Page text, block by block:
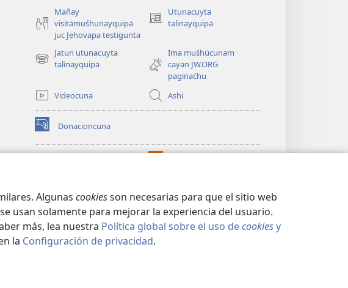
Algunas cookiesson necesarias para que el sitio web
usan solamente para mejorar la experiencia del usuario.
más, lea nuestra Política global sobre el uso decookiesy
la Configuración de privacidad.
Mañay
visitämuśhunayquipä
juc Jehovapa testigunta
Utunacuyta
talinayquipä
(abre
ventana)
Jatun utunacuyta
talinayquipä
(abre
ventana)
Ima muśhücunam
cayan JW.ORG
paginaćhu
Videocuna
Ashi
Donacioncuna
(abre
una
nuevaBibliapita
INTERNETĆHU™
una
nueva
ventana)
ventana)
POLÍTICA DE PRIVACIDAD| CONFIGURACIÓN DE PRIVACIDAD